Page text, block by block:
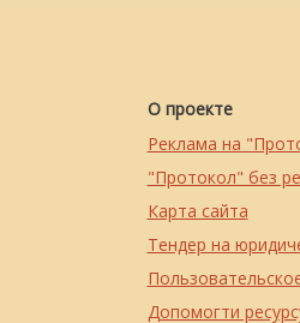
О проекте
Реклама на
"Протокол" без
Карта сайта
Тендер на
Допомогти